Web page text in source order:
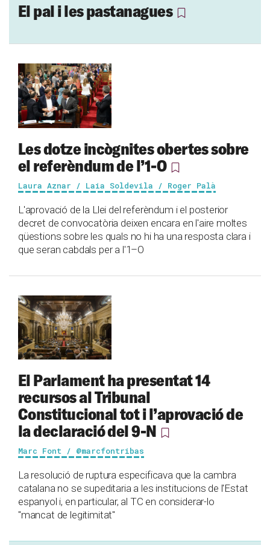
El pal i les pastanagues
Les dotze incògnites obertes sobre
el referèndum de l’1-O
Laura Aznar / Laia Soldevila / Roger Palà
L'aprovació de la Llei del referèndum i el posterior
decret de convocatòria deixen encara en l'aire moltes
qüestions sobre les quals no hi ha una resposta clara i
que seran cabdals per a l'1–O
El Parlament ha presentat 14
recursos al Tribunal
Constitucional tot i l’aprovació de
la declaració del 9-N
Marc Font / @marcfontribas
La resolució de ruptura especificava que la cambra
catalana no se supeditaria a les institucions de l'Estat
espanyol i, en particular, al TC en considerar-lo
"mancat de legitimitat"